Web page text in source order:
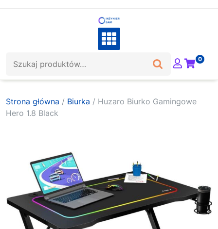
0
Strona główna / Biurka / Huzaro Biurko Gamingowe
Hero 1.8 Black